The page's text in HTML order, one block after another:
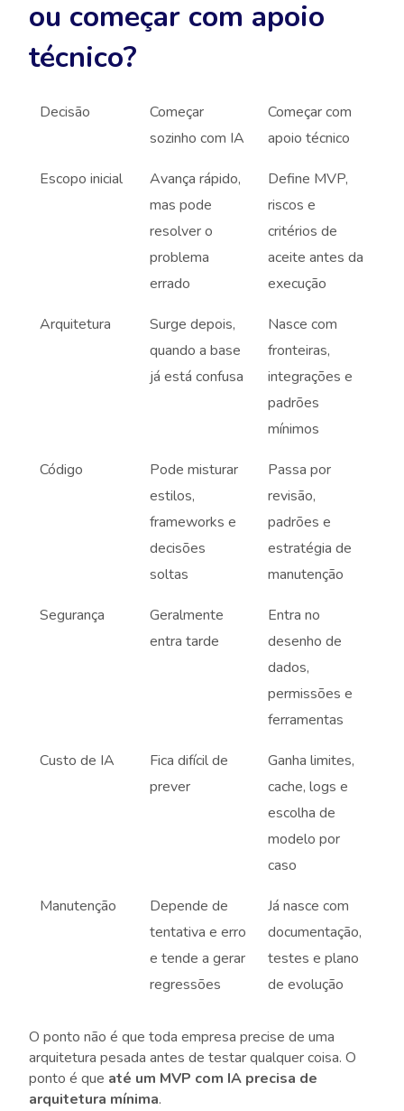
ou começar com apoio
técnico?
Decisão
Começar
sozinho com IA
Começar com
apoio técnico
Escopo inicial
Avança rápido,
mas pode
resolver o
problema
errado
Define MVP,
riscos e
critérios de
aceite antes da
execução
Arquitetura
Surge depois,
quando a base
já está confusa
Nasce com
fronteiras,
integrações e
padrões
mínimos
Código
Pode misturar
estilos,
frameworks e
decisões
soltas
Passa por
revisão,
padrões e
estratégia de
manutenção
Segurança
Geralmente
entra tarde
Entra no
desenho de
dados,
permissões e
ferramentas
Custo de IA
Fica difícil de
prever
Ganha limites,
cache, logs e
escolha de
modelo por
caso
Manutenção
Depende de
tentativa e erro
e tende a gerar
regressões
Já nasce com
documentação,
testes e plano
de evolução
O ponto não é que toda empresa precise de uma
arquitetura pesada antes de testar qualquer coisa. O
ponto é que até um MVP com IA precisa de
arquitetura mínima.